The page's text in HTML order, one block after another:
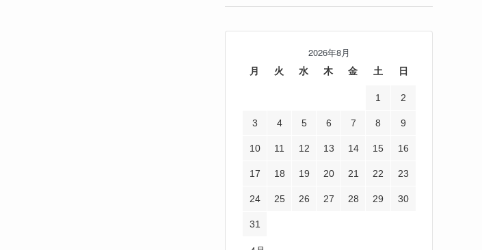
2026年8月
月 火 水 木 金 土 日
1 2
3 4 5 6 7 8 9
10 11 12 13 14 15 16
17 18 19 20 21 22 23
24 25 26 27 28 29 30
31